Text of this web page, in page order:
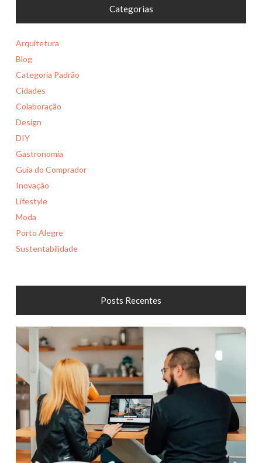
Categorias
Arquitetura
Blog
Categoria Padrão
Cidades
Colaboração
Design
DIY
Gastronomia
Guia do Comprador
Inovação
Lifestyle
Moda
Porto Alegre
Sustentabilidade
Posts Recentes